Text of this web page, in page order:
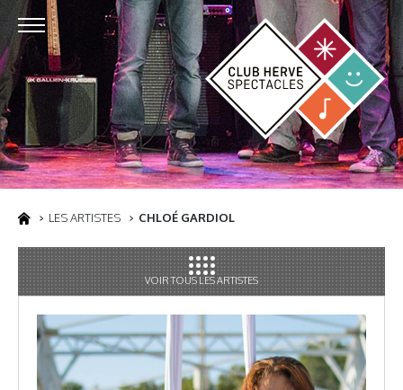
LES ARTISTES CHLOÉ GARDIOL
VOIR TOUS LES ARTISTES